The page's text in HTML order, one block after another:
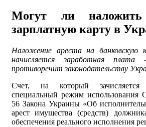
Могут ли
зарплатную карту в
Наложение ареста на банковскую
начисляется заработная
противоречит законодательству
Счет, на который зачисляется
специальный режим использования
56 Закона Украины «Об
арест имущества (средств)
обеспечения реального исполнения